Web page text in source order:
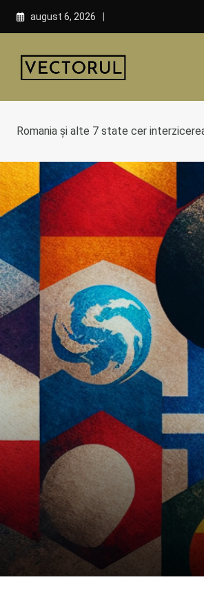
Skip
august 6, 2026
Romania și alte 7 state cer